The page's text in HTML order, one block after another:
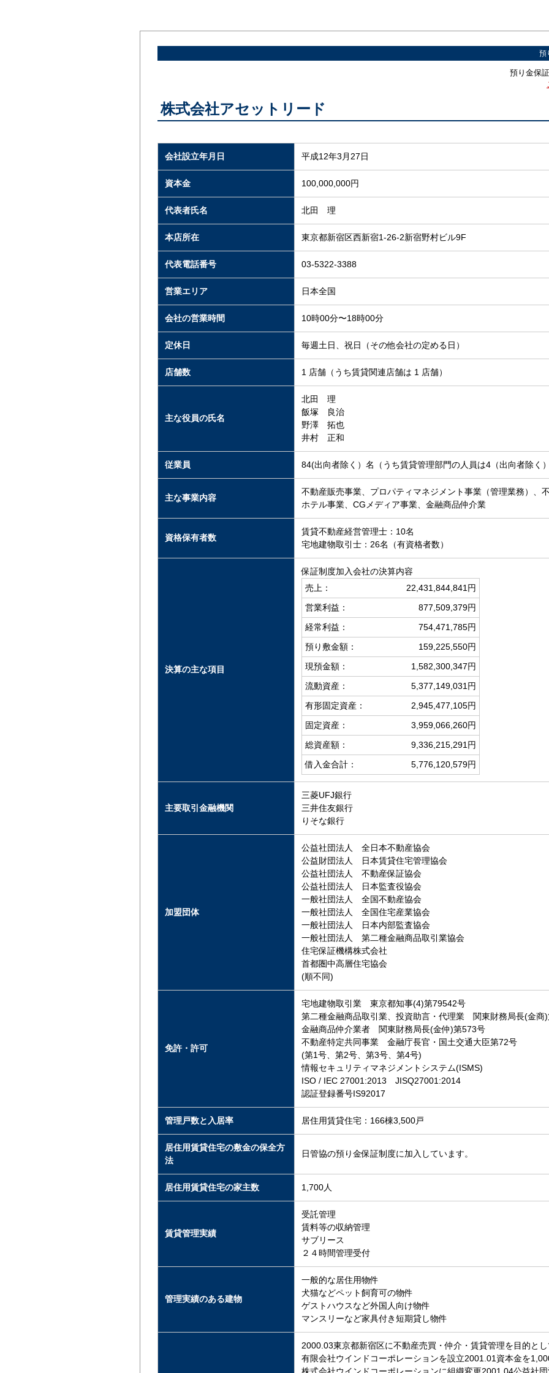
預
預り金保
株式会社アセットリード
会社設立年月日 平成12年3月27日
資本金 100,000,000円
代表者氏名 北田 理
本店所在 東京都新宿区西新宿1-26-2新宿野村ビル9F
代表電話番号 03-5322-3388
営業エリア 日本全国
会社の営業時間 10時00分〜18時00分
定休日 毎週土日、祝日（その他会社の定める日）
店舗数 1 店舗（うち賃貸関連店舗は 1 店舗）
主な役員の氏名
北田 理
飯塚 良治
野澤 拓也
井村 正和
従業員 84(出向者除く）名（うち賃貸管理部門の人員は4（出向者除く
主な事業内容
不動産販売事業、プロパティマネジメント事業（管理業務）、
ホテル事業、CGメディア事業、金融商品仲介業
資格保有者数
賃貸不動産経営管理士：10名
宅地建物取引士：26名（有資格者数）
決算の主な項目
保証制度加入会社の決算内容
売上：
22,431,844,841円
営業利益：
877,509,379円
経常利益：
754,471,785円
預り敷金額：
159,225,550円
現預金額：
1,582,300,347円
流動資産：
5,377,149,031円
有形固定資産：
2,945,477,105円
固定資産：
3,959,066,260円
総資産額：
9,336,215,291円
借入金合計：
5,776,120,579円
主要取引金融機関
三菱UFJ銀行
三井住友銀行
りそな銀行
加盟団体
公益社団法人 全日本不動産協会
公益財団法人 日本賃貸住宅管理協会
公益社団法人 不動産保証協会
公益社団法人 日本監査役協会
一般社団法人 全国不動産協会
一般社団法人 全国住宅産業協会
一般社団法人 日本内部監査協会
一般社団法人 第二種金融商品取引業協会
住宅保証機構株式会社
首都圏中高層住宅協会
(順不同)
免許・許可
宅地建物取引業 東京都知事(4)第79542号
第二種金融商品取引業、投資助言・代理業 関東財務局長(金商
金融商品仲介業者 関東財務局長(金仲)第573号
不動産特定共同事業 金融庁長官・国土交通大臣第72号
(第1号、第2号、第3号、第4号)
情報セキュリティマネジメントシステム(ISMS)
ISO / IEC 27001:2013 JISQ27001:2014
認証登録番号IS92017
管理戸数と入居率 居住用賃貸住宅：166棟3,500戸
居住用賃貸住宅の敷金の保全方
法
日管協の預り金保証制度に加入しています。
居住用賃貸住宅の家主数 1,700人
賃貸管理実績
受託管理
賃料等の収納管理
サブリース
２４時間管理受付
管理実績のある建物
一般的な居住用物件
犬猫などペット飼育可の物件
ゲストハウスなど外国人向け物件
マンスリーなど家具付き短期貸し物件
2000.03東京都新宿区に不動産売買・仲介・賃貸管理を目的と
有限会社ウインドコーポレーションを設立2001.01資本金を